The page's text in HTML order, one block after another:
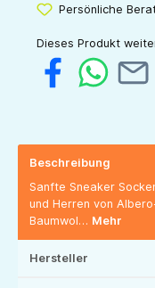
Persönliche
Dieses Produkt
Beschreibung
Sanfte Sneaker
und Herren von
Baumwol… Mehr
Hersteller